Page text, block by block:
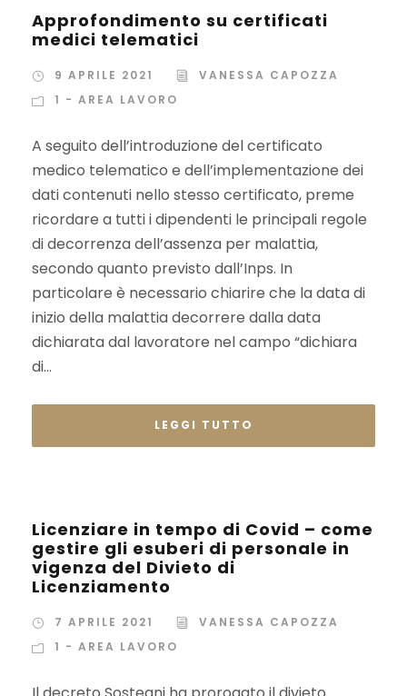
Approfondimento su certificati
medici telematici
9 APRILE 2021
VANESSA CAPOZZA
1 - AREA LAVORO
A seguito dell’introduzione del certificato
medico telematico e dell’implementazione dei
dati contenuti nello stesso certificato, preme
ricordare a tutti i dipendenti le principali regole
di decorrenza dell’assenza per malattia,
secondo quanto previsto dall’Inps. In
particolare è necessario chiarire che la data di
inizio della malattia decorrere dalla data
dichiarata dal lavoratore nel campo “dichiara
di...
LEGGI TUTTO
Licenziare in tempo di Covid – come
gestire gli esuberi di personale in
vigenza del Divieto di
Licenziamento
7 APRILE 2021
VANESSA CAPOZZA
1 - AREA LAVORO